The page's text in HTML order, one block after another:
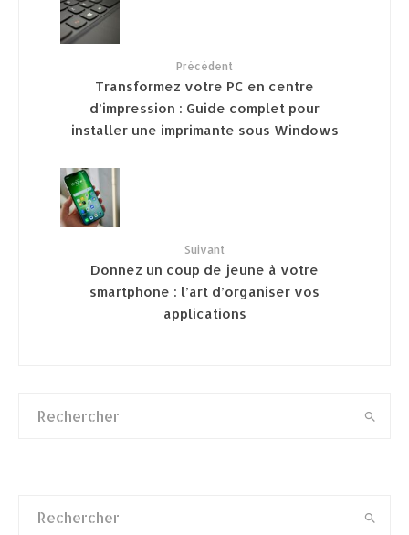
Précédent
Transformez votre PC en centre
d’impression : Guide complet pour
installer une imprimante sous Windows
Suivant
Donnez un coup de jeune à votre
smartphone : l’art d’organiser vos
applications